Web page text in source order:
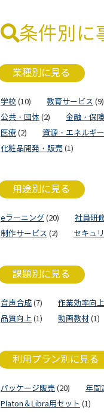
条件別に
業種別に見る
学校 (10) 教育サービス (9)
公共・団体 (2)
金融・保険
医療 (2)
資源・エネルギー
化粧品開発・販売 (1)
用途別に見る
eラーニング (20)
社員研
制作サービス (2) セキュ
課題別に見る
音声合成 (7)
作業効率向上
品質向上 (1) 動画教材 (1)
利用プラン別に見る
パッケージ販売 (20)
年間
Platon＆Libra用セット (1)